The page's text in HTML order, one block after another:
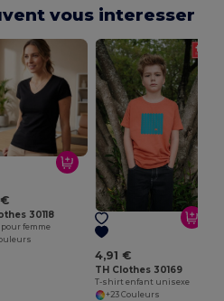
vous interesser
30118
femme
4,91 €
TH Clothes 30169
T-shirt enfant unisexe
+23 Couleurs